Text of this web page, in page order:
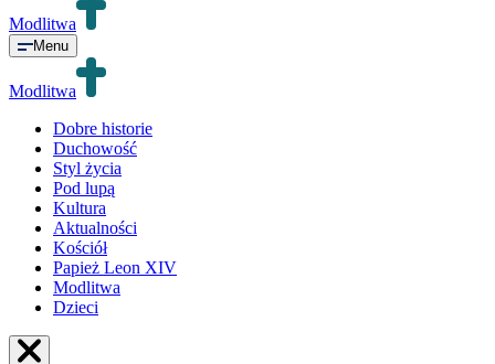
Modlitwa
Menu
Modlitwa
Dobre historie
Duchowość
Styl życia
Pod lupą
Kultura
Aktualności
Kościół
Papież Leon XIV
Modlitwa
Dzieci